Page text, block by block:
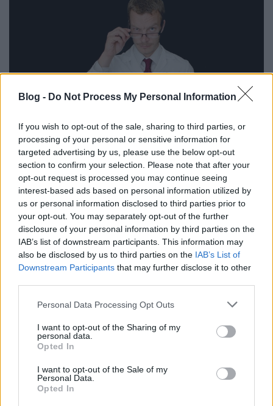
Blog - Do Not Process My Personal Information
If you wish to opt-out of the sale, sharing to third parties, or
processing of your personal or sensitive information for
targeted advertising by us, please use the below opt-out
section to confirm your selection. Please note that after your
opt-out request is processed you may continue seeing
interest-based ads based on personal information utilized by
us or personal information disclosed to third parties prior to
your opt-out. You may separately opt-out of the further
disclosure of your personal information by third parties on the
IAB’s list of downstream participants. This information may
also be disclosed by us to third parties on the IAB’s List of
Downstream Participants that may further disclose it to other
Please note that this website/app uses one or more Google
not limited to your visit or usage behaviour. You may click to
grant or deny consent to Google and its third-party tags to
use your data for below specified purposes in below Google
consent section.
Personal Data Processing Opt Outs
I want to opt-out of the Sharing of my
personal data.
Opted In
I want to opt-out of the Sale of my
Personal Data.
Opted In
Kén a borban - aggódnom kell?
Mi a kén szerepe a borkészítésnél és kinél
okozhat gondot?
Winelovers•2020. június 16.
Egy boroscímkén nincs túl sok információ
feltüntetve, de a “szulfitot tartalmaz” felirat majd
mindegyiken ott virít. Nem túl bíztató, igaz? Biztosan
te is feltetted már magadnak a kérdést: ezek vajon
károsak az egészségre?